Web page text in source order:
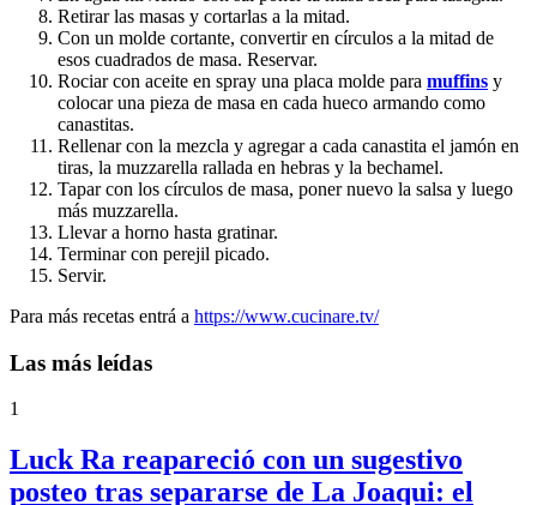
Retirar las masas y cortarlas a la mitad.
Con un molde cortante, convertir en círculos a la mitad de
esos cuadrados de masa. Reservar.
Rociar con aceite en spray una placa molde para muffins y
colocar una pieza de masa en cada hueco armando como
canastitas.
Rellenar con la mezcla y agregar a cada canastita el jamón en
tiras, la muzzarella rallada en hebras y la bechamel.
Tapar con los círculos de masa, poner nuevo la salsa y luego
más muzzarella.
Llevar a horno hasta gratinar.
Terminar con perejil picado.
Servir.
Para más recetas entrá a https://www.cucinare.tv/
Las más leídas
1
Luck Ra reapareció con un sugestivo
posteo tras separarse de La Joaqui: el